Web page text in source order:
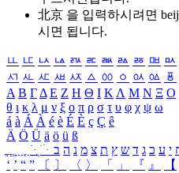
北京 을 입력하시려면
시면 됩니다.
ㅥ ㅦ ㅧ ㅨ ㅩ ㅪ ㅫ ㅬ ㅭ ㅮ ㅯ
ㅺ ㅻ ㅼ ㅽ ㅾ ㅿ ㆀ ㆁ ㆂ ㆃ ㆄ
Α Β ΓΔ Ε Ζ Η Θ Ι ΚΛ Μ Ν Ξ Ο
θ ι κ λ μ ν ξ ο π ρ σ τ υ φ χ ψ ω
á à Á À é è É È ç Ç ê
Ä Ö Ü ä ö ü ß
ִֶֹ ֻּ ׁׂ י ע כ ג ד ש ץ ת צ מ נ ה ב
‘ ’ “ ” 〔 〕 〈 〉 「 」 『 』 【